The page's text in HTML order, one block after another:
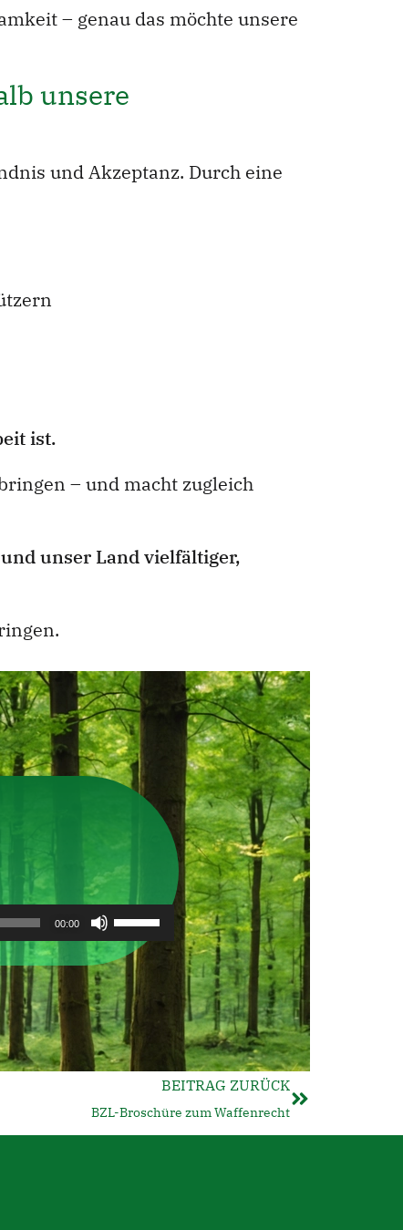
– genau das möchte unsere
unsere
und Akzeptanz. Durch eine
ist.
– und macht zugleich
unser Land vielfältiger,
00:00
Pfeiltasten
Hoch/Runter
benutzen,
um
Lautstärke
BEITRAG ZURÜCK
BZL-Broschüre zum Waffenrecht